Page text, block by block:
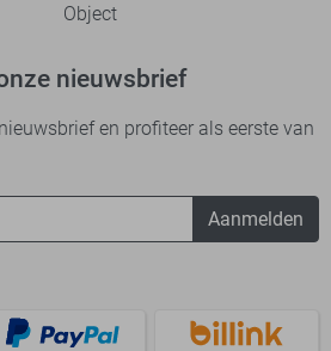
Object
nieuwsbrief
en profiteer als eerste van
Aanmelden